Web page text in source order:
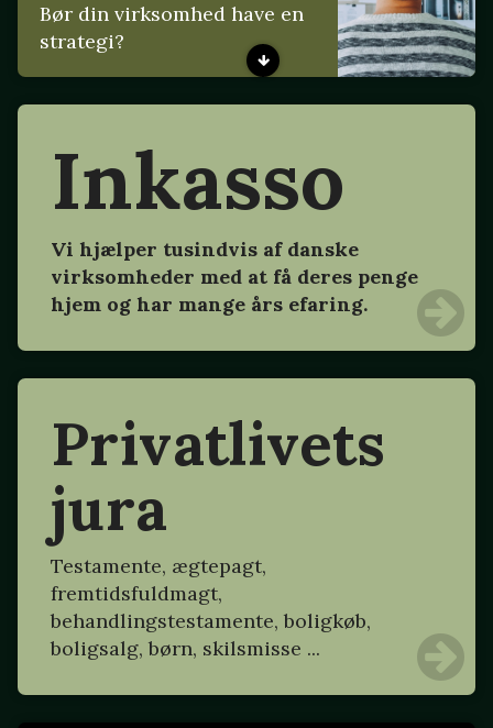
Bør din virksomhed have en
strategi?
Inkasso
Vi hjælper tusindvis af danske
virksomheder med at få deres penge
hjem og har mange års efaring.
Privatlivets
jura
Testamente, ægtepagt,
fremtidsfuldmagt,
behandlingstestamente, boligkøb,
boligsalg, børn, skilsmisse ...